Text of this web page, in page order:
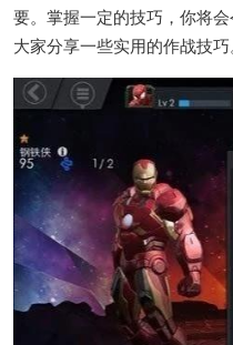
要。掌握一定的技巧，你将
大家分享一些实用的作战技巧